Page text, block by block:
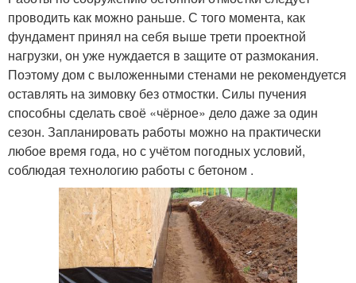
проводить как можно раньше. С того момента, как
фундамент принял на себя выше трети проектной
нагрузки, он уже нуждается в защите от размокания.
Поэтому дом с выложенными стенами не рекомендуется
оставлять на зимовку без отмостки. Силы пучения
способны сделать своё «чёрное» дело даже за один
сезон. Запланировать работы можно на практически
любое время года, но с учётом погодных условий,
соблюдая технологию работы с бетоном .